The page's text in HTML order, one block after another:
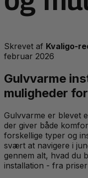
Skrevet af Kvaligo-
februar 2026
Gulvvarme
muligheder
Gulvvarme er blevet
der giver både
forskellige typer og
svært at navigere i
gennem alt, hvad du
installation - fra